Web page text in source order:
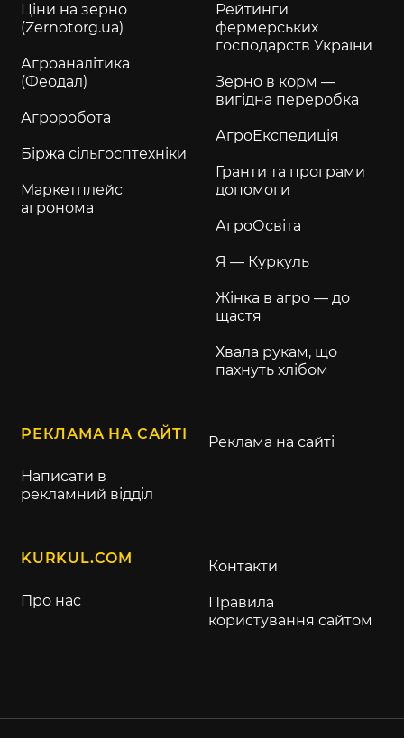
Ціни на зерно
(Zernotorg.ua)
Агроаналітика
(Феодал)
Агроробота
Біржа сільгосптехніки
Маркетплейс
агронома
Рейтинги
фермерських
господарств України
Зерно в корм —
вигідна переробка
АгроЕкспедиція
Гранти та програми
допомоги
АгроОсвіта
Я — Куркуль
Жінка в агро — до
щастя
Хвала рукам, що
пахнуть хлібом
РЕКЛАМА НА САЙТІ
Написати в
рекламний відділ
Реклама на сайті
KURKUL.COM
Про нас
Контакти
Правила
користування сайтом